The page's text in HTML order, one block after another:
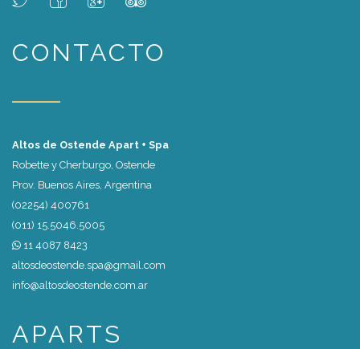
CONTACTO
Altos de Ostende Apart + Spa
Robette y Cherburgo, Ostende
Prov. Buenos Aires, Argentina
(02254) 400761
(011) 15.5046.5005
11 4087 8423
altosdeostende.spa@gmail.com
info@altosdeostende.com.ar
APARTS